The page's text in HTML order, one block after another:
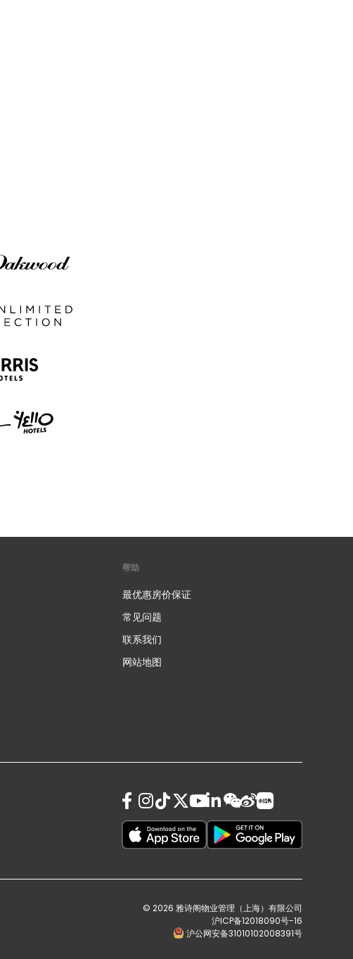
帮助
最优惠房价保证
常见问题
联系我们
网站地图
© 2026 雅诗阁物业管理（上海）有限公司
沪ICP备12018090号-16
沪公网安备31010102008391号